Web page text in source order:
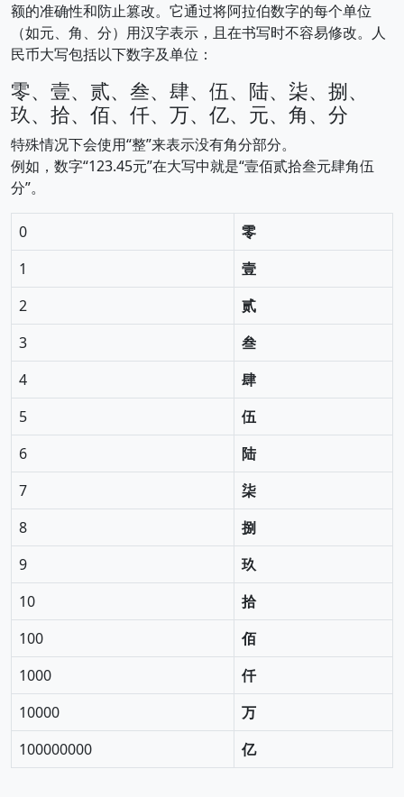
额的准确性和防止篡改。它通过将阿拉伯数字的每个单位
（如元、角、分）用汉字表示，且在书写时不容易修改。人
民币大写包括以下数字及单位：
零、壹、贰、叁、肆、伍、陆、柒、捌、
玖、拾、佰、仟、万、亿、元、角、分
特殊情况下会使用“整”来表示没有角分部分。
例如，数字“123.45元”在大写中就是“壹佰贰拾叁元肆角伍
分”。
0
零
1
壹
2
贰
3
叁
4
肆
5
伍
6
陆
7
柒
8
捌
9
玖
10
拾
100
佰
1000
仟
10000
万
100000000
亿